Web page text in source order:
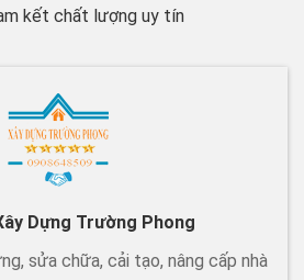
kết chất lượng uy tín
Dựng Trường Phong
sửa chữa, cải tạo, nâng cấp nhà